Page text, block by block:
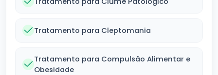
Tratamento para Cleptomania
Tratamento para Compulsão Alimentar e
Obesidade